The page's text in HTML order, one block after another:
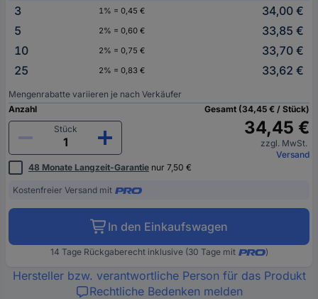
3
1% = 0,45 €
34,00 €
5
2% = 0,60 €
33,85 €
10
2% = 0,75 €
33,70 €
25
2% = 0,83 € 33,62 €
Mengenrabatte variieren je nach Verkäufer
Anzahl
Stück
Gesamt (34,45 € / Stück)
34,45 €
zzgl. MwSt.
Versand
48 Monate Langzeit-Garantie nur 7,50 €
Kostenfreier Versand mit
In den Einkaufswagen
14 Tage Rückgaberecht inklusive (30 Tage mit )
Hersteller bzw. verantwortliche Person für das Produkt
Rechtliche Bedenken melden